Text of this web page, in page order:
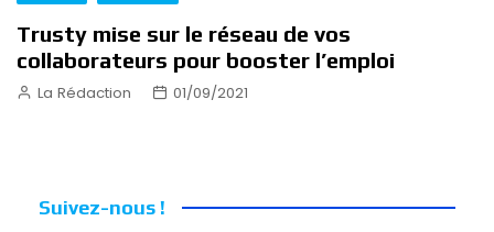
Trusty mise sur le réseau de vos
collaborateurs pour booster l’emploi
La Rédaction 01/09/2021
Suivez-nous !